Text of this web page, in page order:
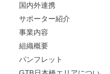
国内外連携
サポーター紹介
事業内容
組織概要
パンフレット